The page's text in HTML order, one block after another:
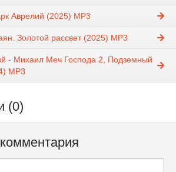
Аврелий (2025) МР3
Золотой рассвет (2025) МР3
- Михаил Меч Господа 2, Подземный
МР3
(0)